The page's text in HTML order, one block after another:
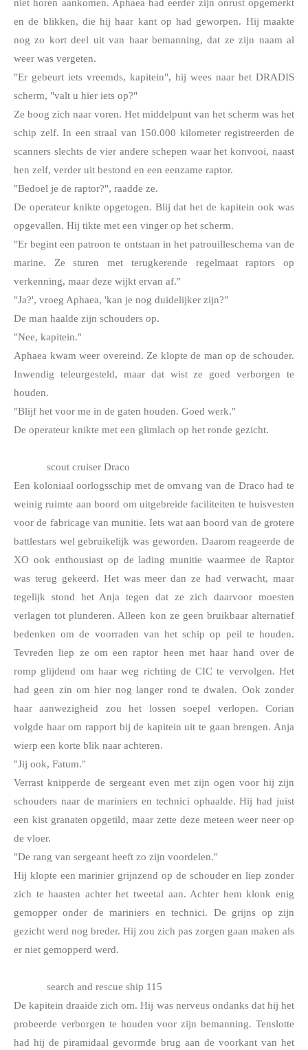
niet horen aankomen. Aphaea had eerder zijn onrust opgemerkt
en de blikken, die hij haar kant op had geworpen. Hij maakte
nog zo kort deel uit van haar bemanning, dat ze zijn naam al
weer was vergeten.
"Er gebeurt iets vreemds, kapitein", hij wees naar het DRADIS
scherm, "valt u hier iets op?"
Ze boog zich naar voren. Het middelpunt van het scherm was het
schip zelf. In een straal van 150.000 kilometer registreerden de
scanners slechts de vier andere schepen waar het konvooi, naast
hen zelf, verder uit bestond en een eenzame raptor.
"Bedoel je de raptor?", raadde ze.
De operateur knikte opgetogen. Blij dat het de kapitein ook was
opgevallen. Hij tikte met een vinger op het scherm.
"Er begint een patroon te ontstaan in het patrouilleschema van de
marine. Ze sturen met terugkerende regelmaat raptors op
verkenning, maar deze wijkt ervan af."
"Ja?', vroeg Aphaea, 'kan je nog duidelijker zijn?"
De man haalde zijn schouders op.
"Nee, kapitein."
Aphaea kwam weer overeind. Ze klopte de man op de schouder.
Inwendig teleurgesteld, maar dat wist ze goed verborgen te
houden.
"Blijf het voor me in de gaten houden. Goed werk."
De operateur knikte met een glimlach op het ronde gezicht.
scout cruiser Draco
Een koloniaal oorlogsschip met de omvang van de Draco had te
weinig ruimte aan boord om uitgebreide faciliteiten te huisvesten
voor de fabricage van munitie. Iets wat aan boord van de grotere
battlestars wel gebruikelijk was geworden. Daarom reageerde de
XO ook enthousiast op de lading munitie waarmee de Raptor
was terug gekeerd. Het was meer dan ze had verwacht, maar
tegelijk stond het Anja tegen dat ze zich daarvoor moesten
verlagen tot plunderen. Alleen kon ze geen bruikbaar alternatief
bedenken om de voorraden van het schip op peil te houden.
Tevreden liep ze om een raptor heen met haar hand over de
romp glijdend om haar weg richting de CIC te vervolgen. Het
had geen zin om hier nog langer rond te dwalen. Ook zonder
haar aanwezigheid zou het lossen soepel verlopen. Corian
volgde haar om rapport bij de kapitein uit te gaan brengen. Anja
wierp een korte blik naar achteren.
"Jij ook, Fatum."
Verrast knipperde de sergeant even met zijn ogen voor hij zijn
schouders naar de mariniers en technici ophaalde. Hij had juist
een kist granaten opgetild, maar zette deze meteen weer neer op
de vloer.
"De rang van sergeant heeft zo zijn voordelen."
Hij klopte een marinier grijnzend op de schouder en liep zonder
zich te haasten achter het tweetal aan. Achter hem klonk enig
gemopper onder de mariniers en technici. De grijns op zijn
gezicht werd nog breder. Hij zou zich pas zorgen gaan maken als
er niet gemopperd werd.
search and rescue ship 115
De kapitein draaide zich om. Hij was nerveus ondanks dat hij het
probeerde verborgen te houden voor zijn bemanning. Tenslotte
had hij de piramidaal gevormde brug aan de voorkant van het